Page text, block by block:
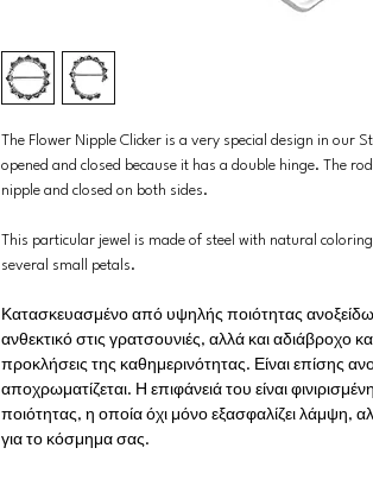
The Flower Nipple Clicker is a very special design in our
opened and closed because it has a double hinge. The
nipple and closed on both sides.
This particular jewel is made of steel with natural
several small petals.
Κατασκευασμένο από υψηλής ποιότητας
ανθεκτικό στις γρατσουνιές, αλλά και αδιάβροχο
προκλήσεις της καθημερινότητας. Είναι επίσης
αποχρωματίζεται. Η επιφάνειά του είναι
ποιότητας, η οποία όχι μόνο εξασφαλίζει λάμψη,
για το κόσμημα σας.